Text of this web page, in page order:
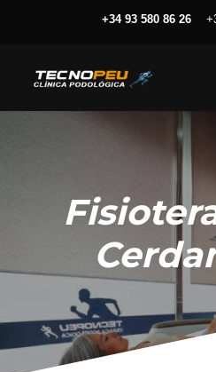
+34 93 580 86 26